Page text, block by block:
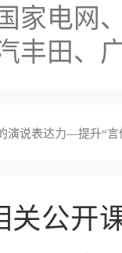
家电网
丰田、
演说表达力—提升“
关公开